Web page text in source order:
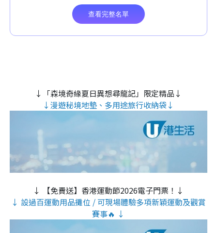
↓「森境奇緣夏日異想尋龍記」限定精品↓
↓漫遊秘境地墊、多用途旅行收納袋↓
↓ 【免費送】香港運動節2026電子門票！↓
↓ 設過百運動用品攤位 / 可現場體驗多項新穎運動及觀賞
賽事🔥 ↓